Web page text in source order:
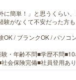
に簡単！」と思うくらい
験がなくて不安だった方
OK / ブランクOK / パソコ
・年齢不問■学歴不問
社会保険完備■社員登用あ